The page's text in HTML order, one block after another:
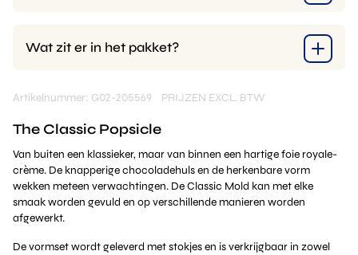
Wat zit er in het pakket?
Artikelnummer: G02-205569 PRIJZEN EXCL. BTW
The Classic Popsicle
Van buiten een klassieker, maar van binnen een hartige foie royale-
crème. De knapperige chocoladehuls en de herkenbare vorm
wekken meteen verwachtingen. De Classic Mold kan met elke
smaak worden gevuld en op verschillende manieren worden
afgewerkt.
De vormset wordt geleverd met stokjes en is verkrijgbaar in zowel